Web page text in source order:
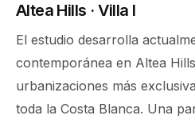
Altea Hills · Villa I
El estudio desarrolla
contemporánea en Altea
urbanizaciones más
toda la Costa Blanca. Una